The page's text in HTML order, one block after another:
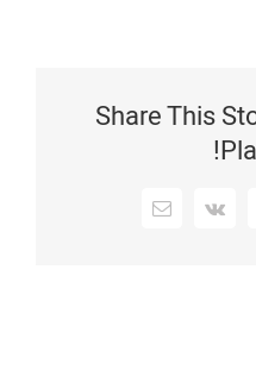
Share This
Pinterest
Vk
כתובת